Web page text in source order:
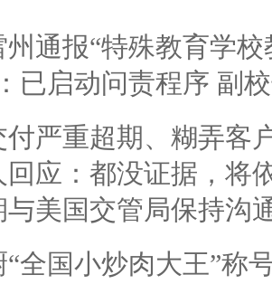
州通报“特殊教育学
已启动问责程序 副
付严重超期、糊弄客
回应：都没证据，将
与美国交管局保持沟
“全国小炒肉大王”称